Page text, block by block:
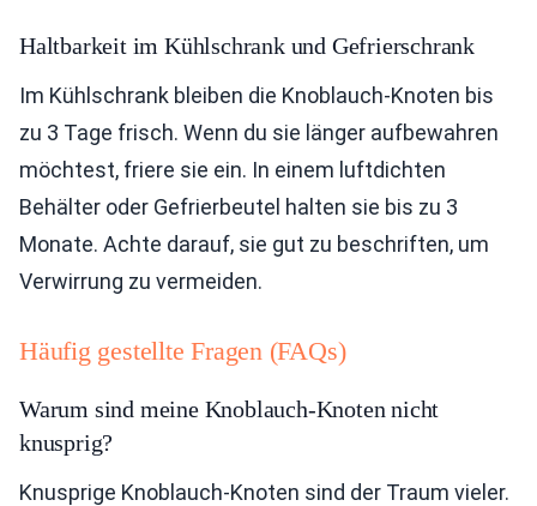
Haltbarkeit im Kühlschrank und Gefrierschrank
Im Kühlschrank bleiben die Knoblauch-Knoten bis
zu 3 Tage frisch. Wenn du sie länger aufbewahren
möchtest, friere sie ein. In einem luftdichten
Behälter oder Gefrierbeutel halten sie bis zu 3
Monate. Achte darauf, sie gut zu beschriften, um
Verwirrung zu vermeiden.
Häufig gestellte Fragen (FAQs)
Warum sind meine Knoblauch-Knoten nicht
knusprig?
Knusprige Knoblauch-Knoten sind der Traum vieler.